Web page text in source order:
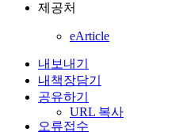
제공처
eArticle
내보내기
내책장담기
공유하기
URL 복사
오류접수